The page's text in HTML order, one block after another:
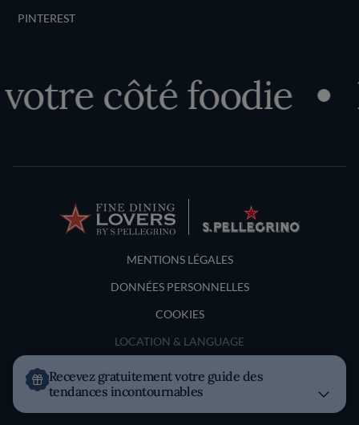
PINTEREST
côté foodie
Terms and Conditions
MENTIONS LÉGALES
DONNÉES PERSONNELLES
COOKIES
LOCATION & LANGUAGE
France
Recevez gratuitement votre guide des
tendances incontournables